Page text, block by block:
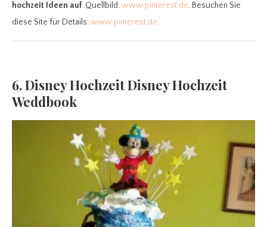
hochzeit Ideen auf. Quellbild:www.pinterest.de. Besuchen Sie
diese Site für Details:www.pinterest.de
6. Disney Hochzeit Disney Hochzeit
Weddbook